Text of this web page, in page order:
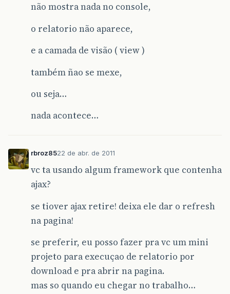
não mostra nada no console,
o relatorio não aparece,
e a camada de visão ( view )
também ñao se mexe,
ou seja…
nada acontece…
rbroz8522 de abr. de 2011
vc ta usando algum framework que contenha
ajax?
se tiover ajax retire! deixa ele dar o refresh
na pagina!
se preferir, eu posso fazer pra vc um mini
projeto para execuçao de relatorio por
download e pra abrir na pagina.
mas so quando eu chegar no trabalho…